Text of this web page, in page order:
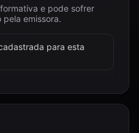
e pode sofrer
emissora.
para esta